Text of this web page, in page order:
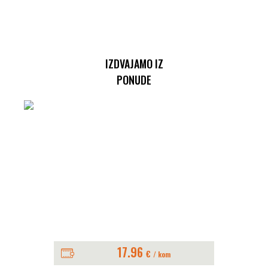
IZDVAJAMO IZ
PONUDE
17.96 € / kom